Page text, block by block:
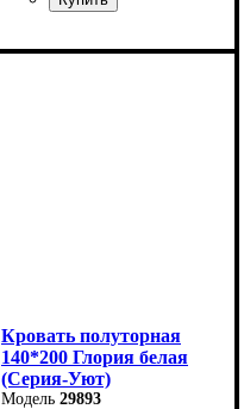
Ширина: 160 см
Кровать полуторная
140*200 Глория белая
(Серия-Уют)
29893